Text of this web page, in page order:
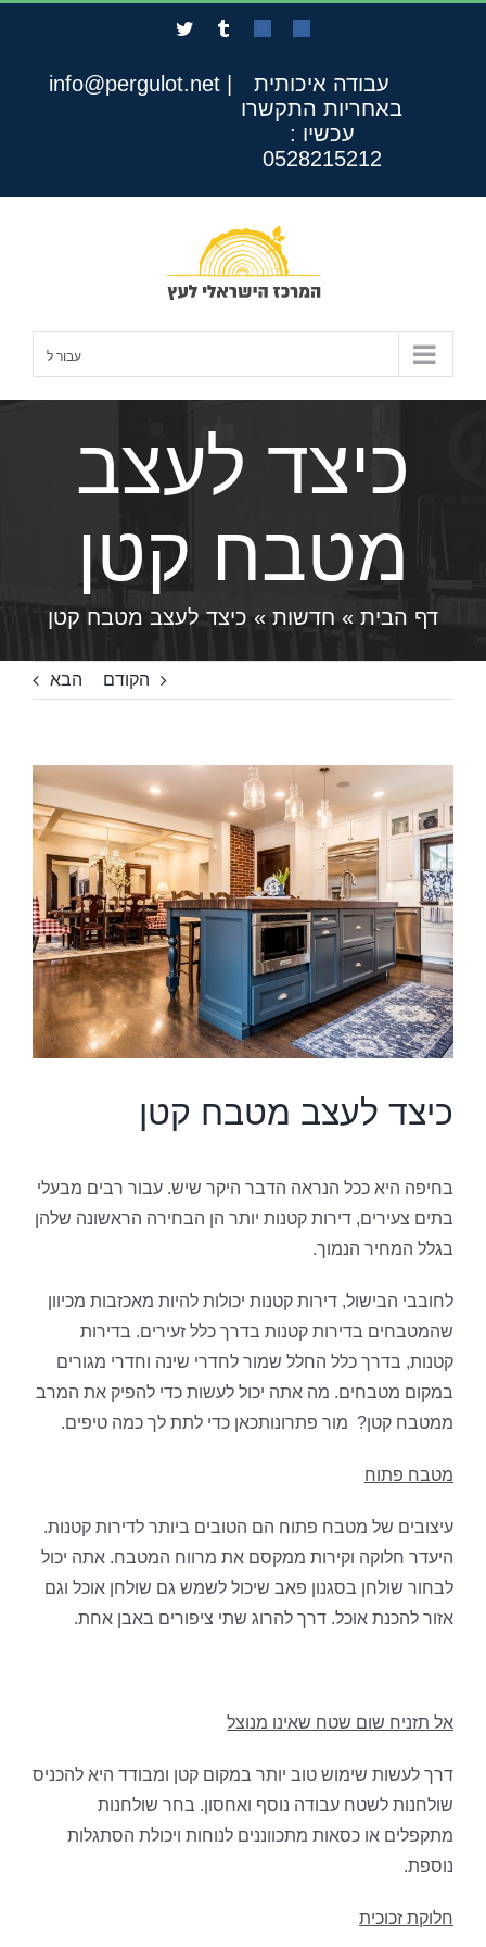
Custom
Tumblr
עבודה איכותית
באחריות התקשרו
עכשיו :
0528215212
info@pergulot.net
עבור ל
כיצד לעצב
מטבח קטן
דף הבית » חדשות » כיצד לעצב מטבח קטן
הקודם הבא
בתמונה
מוגדלת
כיצד לעצב מטבח קטן
בחיפה היא ככל הנראה הדבר היקר שיש. עבור רבים מבעלי
בתים צעירים, דירות קטנות יותר הן הבחירה הראשונה שלהן
בגלל המחיר הנמוך.
לחובבי הבישול, דירות קטנות יכולות להיות מאכזבות מכיוון
שהמטבחים בדירות קטנות בדרך כלל זעירים. בדירות
קטנות, בדרך כלל החלל שמור לחדרי שינה וחדרי מגורים
במקום מטבחים. מה אתה יכול לעשות כדי להפיק את המרב
ממטבח קטן? מור פתרונותכאן כדי לתת לך כמה טיפים.
מטבח פתוח
עיצובים של מטבח פתוח הם הטובים ביותר לדירות קטנות.
היעדר חלוקה וקירות ממקסם את מרווח המטבח. אתה יכול
לבחור שולחן בסגנון פאב שיכול לשמש גם שולחן אוכל וגם
אזור להכנת אוכל. דרך להרוג שתי ציפורים באבן אחת.
אל תזניח שום שטח שאינו מנוצל
דרך לעשות שימוש טוב יותר במקום קטן ומבודד היא להכניס
שולחנות לשטח עבודה נוסף ואחסון. בחר שולחנות
מתקפלים או כסאות מתכווננים לנוחות ויכולת הסתגלות
נוספת.
חלוקת זכוכית